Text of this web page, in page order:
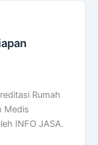
Rumah
Medis
INFO JASA.